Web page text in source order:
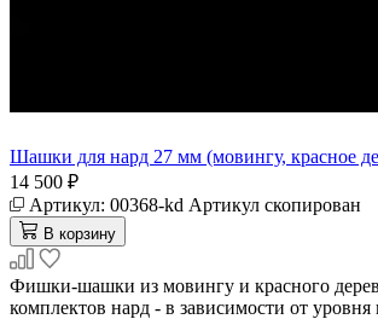
Шашки для нард 27 мм (мовингу, красное
14 500 ₽
Артикул: 00368-kd Артикул скопирован
В корзину
Фишки-шашки из мовингу и красного
комплектов нард - в зависимости от уровня